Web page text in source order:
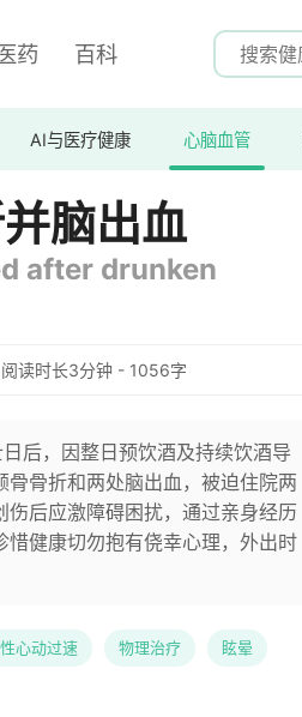
药 百科
AI与医疗健康 心脑血管
脑出血
after drunken
读时长3分钟 - 1056字
后，因整日预饮酒及持续饮酒导
骨折和两处脑出血，被迫住院两
后应激障碍困扰，通过亲身经历
健康切勿抱有侥幸心理，外出时
心动过速 物理治疗 眩晕